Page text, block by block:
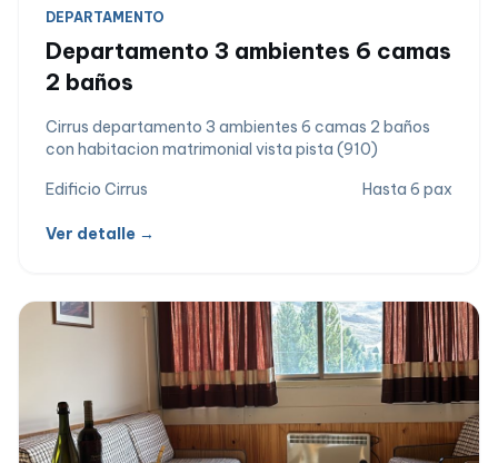
DEPARTAMENTO
Departamento 3 ambientes 6 camas
2 baños
Cirrus departamento 3 ambientes 6 camas 2 baños
con habitacion matrimonial vista pista (910)
Edificio Cirrus
Hasta 6 pax
Ver detalle →